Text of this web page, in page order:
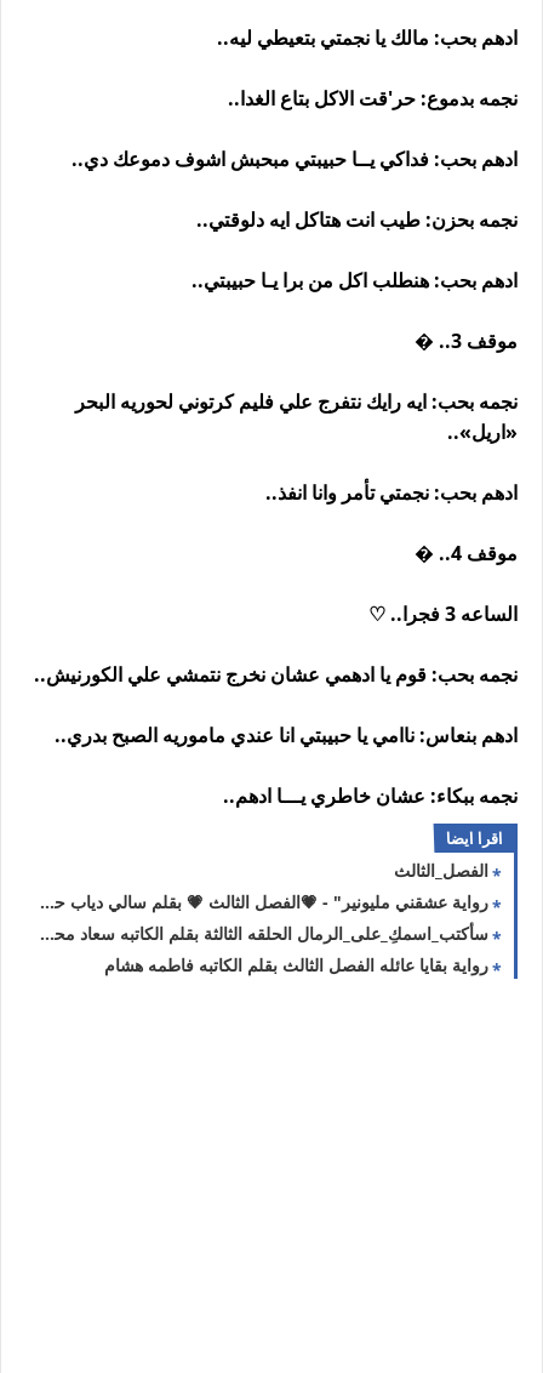
ادهم بحب: مالك يا نجمتي بتعيطي ليه..
نجمه بدموع: حر'قت الاكل بتاع الغدا..
ادهم بحب: فداكي يــا حبيبتي مبحبش اشوف دموعك دي..
نجمه بحزن: طيب انت هتاكل ايه دلوقتي..
ادهم بحب: هنطلب اكل من برا يـا حبيبتي..
موقف 3.. �
نجمه بحب: ايه رايك نتفرج علي فليم كرتوني لحوريه البحر
«اريل»..
ادهم بحب: نجمتي تأمر وانا انفذ..
موقف 4.. �
الساعه 3 فجرا.. ♡
نجمه بحب: قوم يا ادهمي عشان نخرج نتمشي علي الكورنيش..
ادهم بنعاس: ناامي يا حبيبتي انا عندي ماموريه الصبح بدري..
نجمه ببكاء: عشان خاطري يـــا ادهم..
اقرا ايضا
الفصل_الثالث
رواية عشقني مليونير" - 💗الفصل الثالث 💗 بقلم سالي دياب حصريه وجديده
سأكتب_اسمكِ_على_الرمال الحلقه الثالثة بقلم الكاتبه سعاد محمد سلامه حصريه وجديده
رواية بقايا عائله الفصل الثالث بقلم الكاتبه فاطمه هشام